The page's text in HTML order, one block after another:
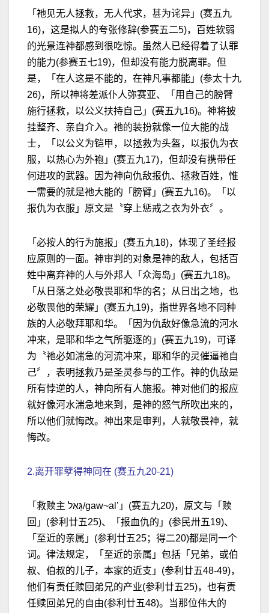
「祂见无人拯救，无人代求，甚为诧异」(赛五九
16)，这是拟人的夸张修辞(参赛五二5)，百姓软弱
的光景连神都感到很吃惊。虽然人已经得着了认罪
的能力(参赛五七19)，但却没有能力脱离罪。但
是，「在人这是不能的，在神凡事都能」(参太十九
26)，所以神将差派仆人弥赛亚、「用自己的膀臂
施行拯救，以公义扶持自己」(赛五九16)。神将披
挂整齐、亲自介入。祂的装扮就像一位大能的战
士，「以公义为铠甲，以拯救为头盔，以报仇为衣
服，以热心为外袍」(赛五九17)，但却没有携带任
何进攻的武器。因为神向仇敌报仇、拯救百姓，惟
一需要的就是祂大能的「膀臂」(赛五九16)。「以
报仇为衣服」原文是〝穿上惩戒之衣为外衣〞。
「必按人的行为施报」(赛五九18)，体现了圣经报
应原则的一面。神审判的对象是神的敌人，包括百
姓中离弃神的人与外邦人「众海岛」(赛五九18)。
「从日落之处必敬畏耶和华的名；从日出之地，也
必敬畏他的荣耀」(赛五九19)，指世界各地不同种
族的人必敬拜耶和华。「因为仇敌好像急流的河水
冲来，是耶和华之气所驱逐的」(赛五九19)，可译
为〝祂必如湍急的河流冲来，耶和华的灵催逼祂自
己〞，表明拯救乃是圣灵参与的工作。神的仇敌是
所有悖逆的人，神向所有人施报。神对他们的报应
就好像河水湍急地来到，是神的怒气所吹出来的，
所以他们就悔改。神出来是审判，人就敬畏神，就
悔改。
2.离开罪孽得神同在 (赛五九20-21)
「救赎主 גָּאַל/gaw~al’」(赛五九20)，原文与「赎
回」(参利廿五25)、「报血仇的」(参民卅五19)、
「至近的亲属」(参利廿五25；得二20)都是同一个
词。律法规定，「至近的亲属」包括「兄弟，或伯
叔、伯叔的儿子，本家的近支」(参利廿五48-49)，
他们有责任赎回弟兄的产业(参利廿五25)，也有责
任赎回弟兄的自由(参利廿五48)。当那位伟大的